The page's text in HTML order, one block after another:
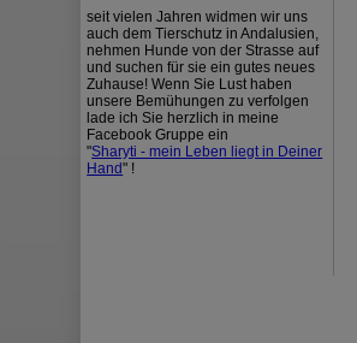
seit vielen Jahren widmen wir uns
auch dem Tierschutz in Andalusien,
nehmen Hunde von der Strasse auf
und suchen für sie ein gutes neues
Zuhause! Wenn Sie Lust haben
unsere Bemühungen zu verfolgen
lade ich Sie herzlich in meine
Facebook Gruppe ein
"Sharyti - mein Leben liegt in Deiner
Hand" !